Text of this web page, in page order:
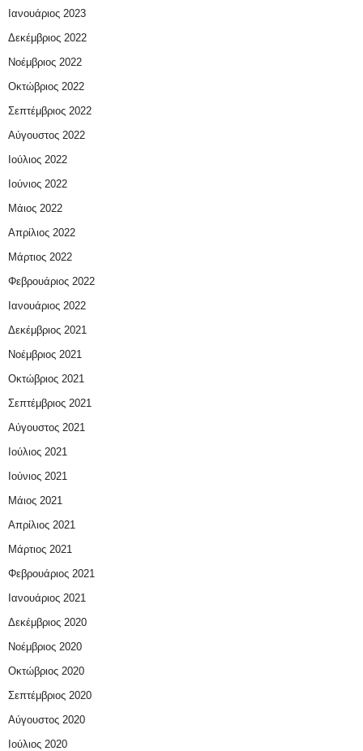
Ιανουάριος 2023
Δεκέμβριος 2022
Νοέμβριος 2022
Οκτώβριος 2022
Σεπτέμβριος 2022
Αύγουστος 2022
Ιούλιος 2022
Ιούνιος 2022
Μάιος 2022
Απρίλιος 2022
Μάρτιος 2022
Φεβρουάριος 2022
Ιανουάριος 2022
Δεκέμβριος 2021
Νοέμβριος 2021
Οκτώβριος 2021
Σεπτέμβριος 2021
Αύγουστος 2021
Ιούλιος 2021
Ιούνιος 2021
Μάιος 2021
Απρίλιος 2021
Μάρτιος 2021
Φεβρουάριος 2021
Ιανουάριος 2021
Δεκέμβριος 2020
Νοέμβριος 2020
Οκτώβριος 2020
Σεπτέμβριος 2020
Αύγουστος 2020
Ιούλιος 2020